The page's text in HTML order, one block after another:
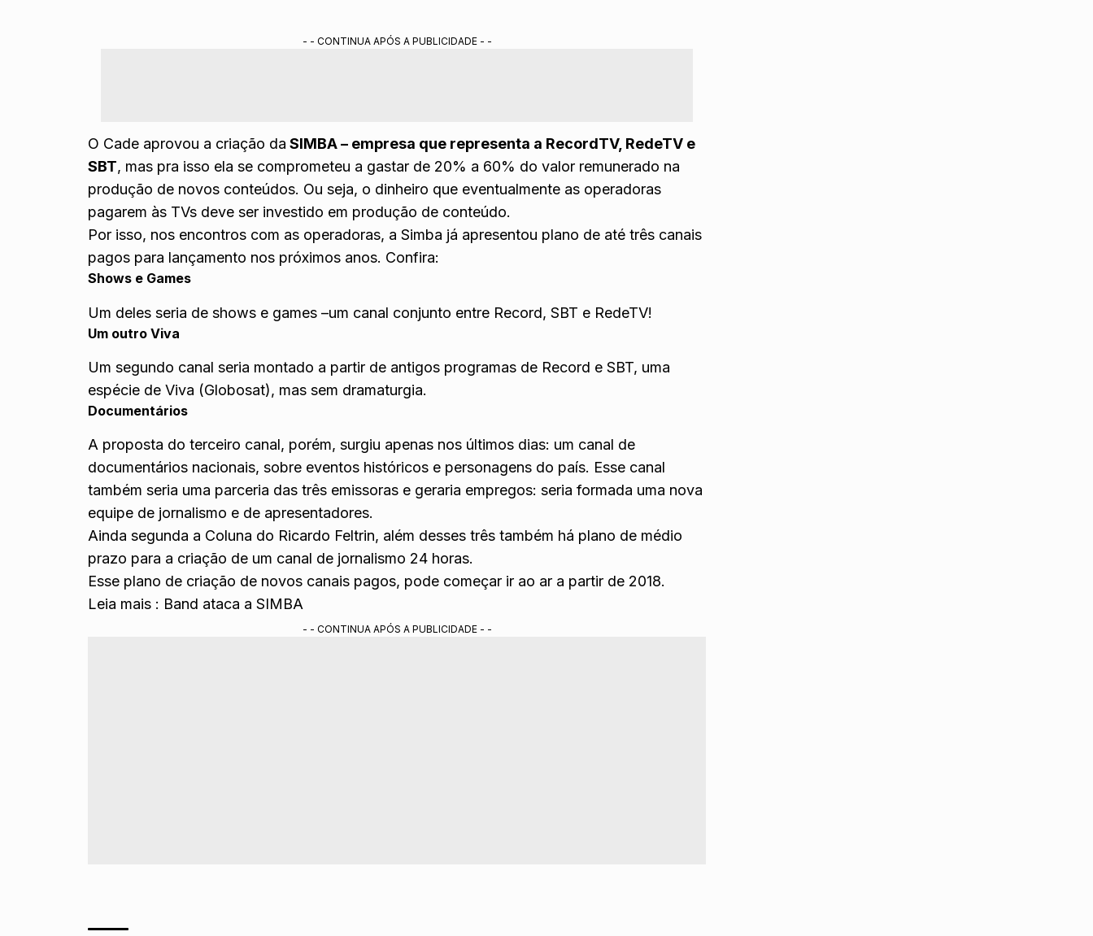
- - CONTINUA APÓS A PUBLICIDADE - -
O Cade aprovou a criação da SIMBA – empresa que representa a RecordTV, RedeTV e
SBT, mas pra isso ela se comprometeu a gastar de 20% a 60% do valor remunerado na
produção de novos conteúdos. Ou seja, o dinheiro que eventualmente as operadoras
pagarem às TVs deve ser investido em produção de conteúdo.
Por isso, nos encontros com as operadoras, a Simba já apresentou plano de até três canais
pagos para lançamento nos próximos anos. Confira:
Shows e Games
Um deles seria de shows e games –um canal conjunto entre Record, SBT e RedeTV!
Um outro Viva
Um segundo canal seria montado a partir de antigos programas de Record e SBT, uma
espécie de Viva (Globosat), mas sem dramaturgia.
Documentários
A proposta do terceiro canal, porém, surgiu apenas nos últimos dias: um canal de
documentários nacionais, sobre eventos históricos e personagens do país. Esse canal
também seria uma parceria das três emissoras e geraria empregos: seria formada uma nova
equipe de jornalismo e de apresentadores.
Ainda segunda a Coluna do Ricardo Feltrin, além desses três também há plano de médio
prazo para a criação de um canal de jornalismo 24 horas.
Esse plano de criação de novos canais pagos, pode começar ir ao ar a partir de 2018.
Leia mais : Band ataca a SIMBA
- - CONTINUA APÓS A PUBLICIDADE - -